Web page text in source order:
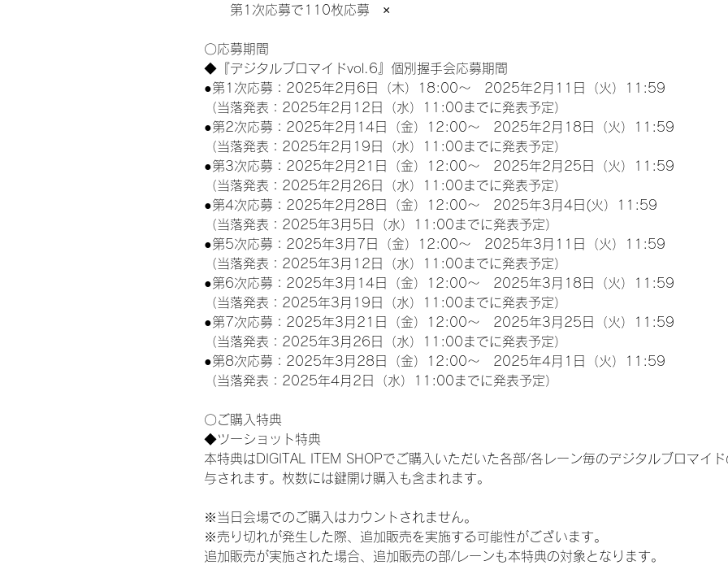
第1次応募で110枚応募　×
〇応募期間
◆『デジタルブロマイドvol.6』個別握手会応募期間
●第1次応募：2025年2月6日（木）18:00～　2025年2月11日（火）11:59
（当落発表：2025年2月12日（水）11:00までに発表予定）
●第2次応募：2025年2月14日（金）12:00～　2025年2月18日（火）11:59
（当落発表：2025年2月19日（水）11:00までに発表予定）
●第3次応募：2025年2月21日（金）12:00～　2025年2月25日（火）11:59
（当落発表：2025年2月26日（水）11:00までに発表予定）
●第4次応募：2025年2月28日（金）12:00～　2025年3月4日(火）11:59
（当落発表：2025年3月5日（水）11:00までに発表予定）
●第5次応募：2025年3月7日（金）12:00～　2025年3月11日（火）11:59
（当落発表：2025年3月12日（水）11:00までに発表予定）
●第6次応募：2025年3月14日（金）12:00～　2025年3月18日（火）11:59
（当落発表：2025年3月19日（水）11:00までに発表予定）
●第7次応募：2025年3月21日（金）12:00～　2025年3月25日（火）11:59
（当落発表：2025年3月26日（水）11:00までに発表予定）
●第8次応募：2025年3月28日（金）12:00～　2025年4月1日（火）11:59
（当落発表：2025年4月2日（水）11:00までに発表予定）
〇ご購入特典
◆ツーショット特典
本特典はDIGITAL ITEM SHOPでご購入いただいた各部/各レーン毎のデジタルブロマイ
与されます。枚数には鍵開け購入も含まれます。
※当日会場でのご購入はカウントされません。
※売り切れが発生した際、追加販売を実施する可能性がございます。
追加販売が実施された場合、追加販売の部/レーンも本特典の対象となります。